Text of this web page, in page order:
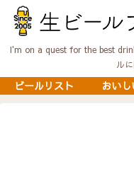
I'm on a quest for the best
ル
ビールリスト おい